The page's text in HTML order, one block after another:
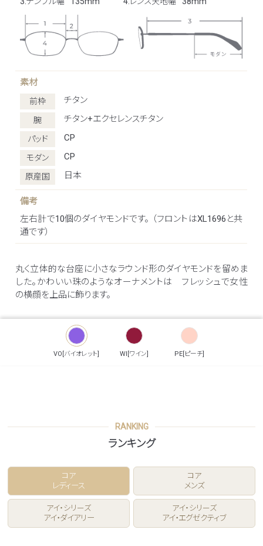
素材
前枠 チタン
腕 チタン+エクセレンスチタン
パッド CP
モダン CP
原産国 日本
備考
左右計で10個のダイヤモンドです。 （フロントはXL1696と共
通です）
丸く立体的な台座に小さなラウンド形のダイヤモンドを留めま
した。かわいい珠のようなオーナメントは フレッシュで女性
の横顔を上品に飾ります。
VO[バイオレット] WI[ワイン] PE[ピーチ]
RANKING
ランキング
コア
レディース
コア
メンズ
アイ・シリーズ
アイ・ダイアリー
アイ・シリーズ
アイ・エグゼクティブ